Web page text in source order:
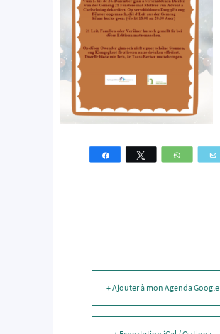
Partagez Tweetez WhatsApp
+ Ajouter à mon Agenda Google